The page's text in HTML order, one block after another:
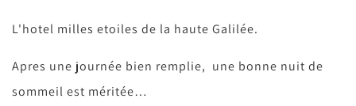
L'hotel milles etoiles de la haute Galilée.
Apres une journée bien remplie, une bonne nuit de
sommeil est méritée…